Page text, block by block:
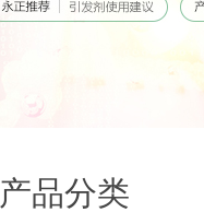
产品分类